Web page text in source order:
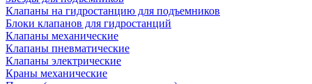
Клапаны на гидростанцию для подъемников
Блоки клапанов для гидростанций
Клапаны механические
Клапаны пневматические
Клапаны электрические
Краны механические